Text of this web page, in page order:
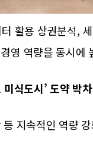
활용 상권분석,
영 역량을 동시에
식도시’ 도약 박차
지속적인 역량